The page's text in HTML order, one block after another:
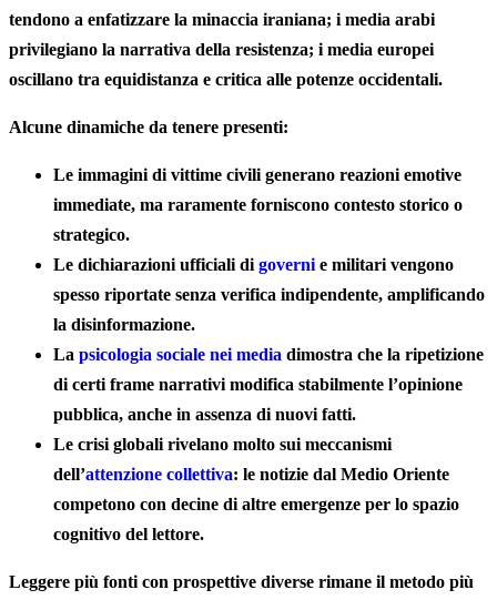
tendono a enfatizzare la minaccia iraniana; i media arabi
privilegiano la narrativa della resistenza; i media europei
oscillano tra equidistanza e critica alle potenze occidentali.
Alcune dinamiche da tenere presenti:
Le immagini di vittime civili generano reazioni emotive
immediate, ma raramente forniscono contesto storico o
strategico.
Le dichiarazioni ufficiali di governi e militari vengono
spesso riportate senza verifica indipendente, amplificando
la disinformazione.
La psicologia sociale nei media dimostra che la ripetizione
di certi frame narrativi modifica stabilmente l’opinione
pubblica, anche in assenza di nuovi fatti.
Le crisi globali rivelano molto sui meccanismi
dell’attenzione collettiva: le notizie dal Medio Oriente
competono con decine di altre emergenze per lo spazio
cognitivo del lettore.
Leggere più fonti con prospettive diverse rimane il metodo più